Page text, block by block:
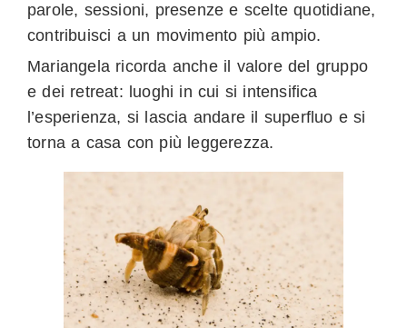
parole, sessioni, presenze e scelte quotidiane,
contribuisci a un movimento più ampio.
Mariangela ricorda anche il valore del gruppo
e dei retreat: luoghi in cui si intensifica
l’esperienza, si lascia andare il superfluo e si
torna a casa con più leggerezza.